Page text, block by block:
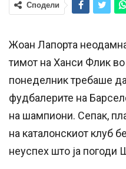
Сподели
Жоан Лапорта
тимот на Ханси Флик
понеделник требаше
фудбалерите на
на шампиони. Сепак,
на каталонскиот клуб
неуспех што ја погоди